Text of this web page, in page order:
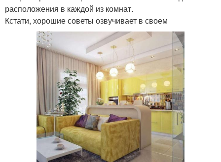
расположения в каждой из комнат.
Кстати, хорошие советы озвучивает в своем